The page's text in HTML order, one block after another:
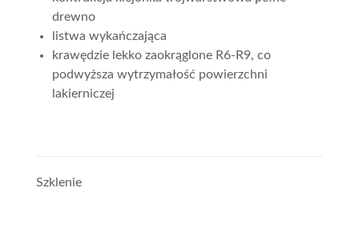
drewno
listwa wykańczająca
krawędzie lekko zaokrąglone R6-R9, co
podwyższa wytrzymałość powierzchni
lakierniczej
Szklenie